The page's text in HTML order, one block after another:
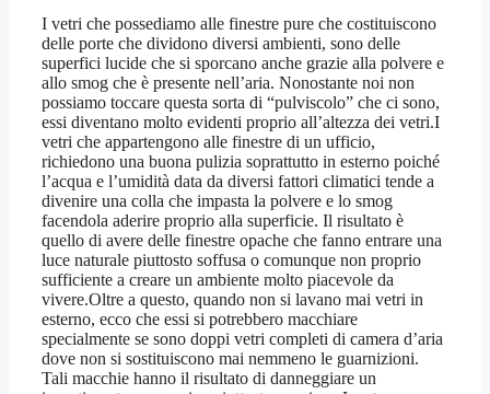
I vetri che possediamo alle finestre pure che costituiscono
delle porte che dividono diversi ambienti, sono delle
superfici lucide che si sporcano anche grazie alla polvere e
allo smog che è presente nell’aria. Nonostante noi non
possiamo toccare questa sorta di “pulviscolo” che ci sono,
essi diventano molto evidenti proprio all’altezza dei vetri.I
vetri che appartengono alle finestre di un ufficio,
richiedono una buona pulizia soprattutto in esterno poiché
l’acqua e l’umidità data da diversi fattori climatici tende a
divenire una colla che impasta la polvere e lo smog
facendola aderire proprio alla superficie. Il risultato è
quello di avere delle finestre opache che fanno entrare una
luce naturale piuttosto soffusa o comunque non proprio
sufficiente a creare un ambiente molto piacevole da
vivere.Oltre a questo, quando non si lavano mai vetri in
esterno, ecco che essi si potrebbero macchiare
specialmente se sono doppi vetri completi di camera d’aria
dove non si sostituiscono mai nemmeno le guarnizioni.
Tali macchie hanno il risultato di danneggiare un